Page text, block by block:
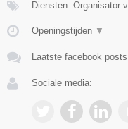
Diensten: Organisator
Openingstijden ▼
Laatste facebook posts
Sociale media: